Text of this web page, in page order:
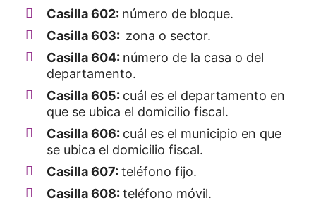
Casilla 602: número de bloque.
Casilla 603: zona o sector.
Casilla 604: número de la casa o del
departamento.
Casilla 605: cuál es el departamento en
que se ubica el domicilio fiscal.
Casilla 606: cuál es el municipio en que
se ubica el domicilio fiscal.
Casilla 607: teléfono fijo.
Casilla 608: teléfono móvil.